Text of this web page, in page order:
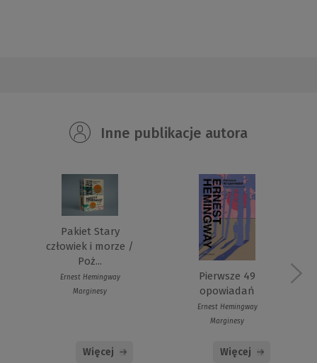
Inne publikacje autora
Pakiet Stary
człowiek i morze /
Poż...
Ernest Hemingway
Marginesy
Więcej
Pierwsze 49
opowiadań
Ernest Hemingway
Marginesy
Więcej